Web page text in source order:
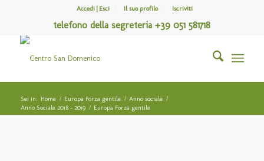
Accedi | Esci Il suo profilo Iscriviti
telefono della segreteria +39 051 581718
Sei in: Home / Europa Forza gentile / Anno sociale /
Anno Sociale 2018 – 2019 / Europa Forza gentile